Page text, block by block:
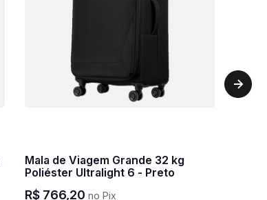
Mala de Viagem Grande 32 kg
Poliéster Ultralight 6 - Preto
R$ 766,20 no Pix